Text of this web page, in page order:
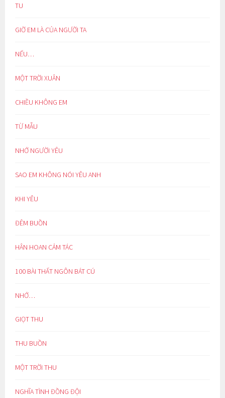
TU
GIỜ EM LÀ CỦA NGƯỜI TA
NẾU…
MỘT TRỜI XUÂN
CHIỀU KHÔNG EM
TỪ MẪU
NHỚ NGƯỜI YÊU
SAO EM KHÔNG NÓI YÊU ANH
KHI YÊU
ĐÊM BUỒN
HÂN HOAN CẢM TÁC
100 BÀI THẤT NGÔN BÁT CÚ
NHỚ…
GIỌT THU
THU BUỒN
MỘT TRỜI THU
NGHĨA TÌNH ĐỒNG ĐỘI